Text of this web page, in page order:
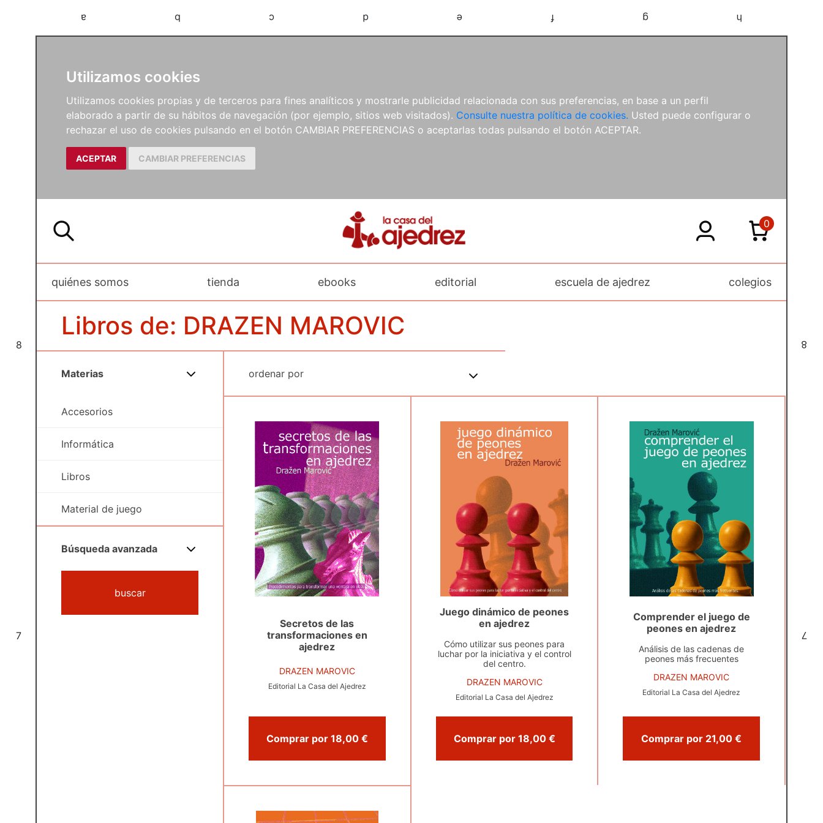
Utilizamos cookies
Utilizamos cookies propias y de terceros para fines analíticos y mostrarle publicidad relacionada con sus preferencias, en base a un perfil
elaborado a partir de su hábitos de navegación (por ejemplo, sitios web visitados). Consulte nuestra política de cookies. Usted puede configurar o
rechazar el uso de cookies pulsando en el botón CAMBIAR PREFERENCIAS o aceptarlas todas pulsando el botón ACEPTAR.
ACEPTAR CAMBIAR PREFERENCIAS
a b c d e f g h
8
7
8
7
quiénes somos tienda ebooks editorial escuela de ajedrez colegios
0
Libros de: DRAZEN MAROVIC
Materias
Accesorios
Informática
Libros
Material de juego
Búsqueda avanzada
buscar
Secretos de las
transformaciones en
ajedrez
DRAZEN MAROVIC
Editorial La Casa del Ajedrez
Comprar por 18,00 €
Juego dinámico de peones
en ajedrez
Cómo utilizar sus peones para
luchar por la iniciativa y el control
del centro.
DRAZEN MAROVIC
Editorial La Casa del Ajedrez
Comprar por 18,00 €
Comprender el juego de
peones en ajedrez
Análisis de las cadenas de
peones más frecuentes
DRAZEN MAROVIC
Editorial La Casa del Ajedrez
Comprar por 21,00 €